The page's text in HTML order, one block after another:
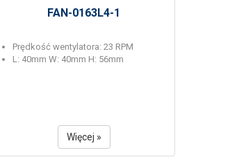
FAN-0163L4-1
Prędkość wentylatora: 23 RPM
L: 40mm W: 40mm H: 56mm
Więcej »